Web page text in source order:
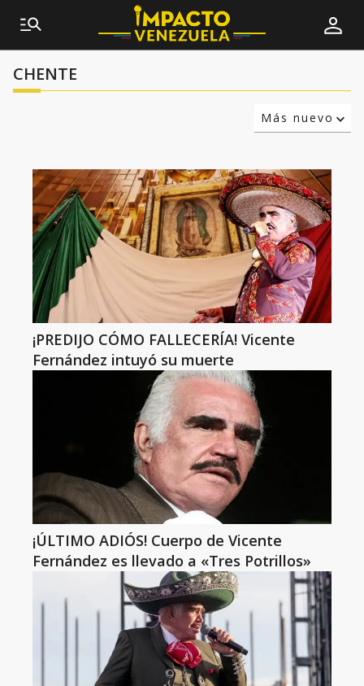
CHENTE
Más nuevo
¡PREDIJO CÓMO FALLECERÍA! Vicente
Fernández intuyó su muerte
¡ÚLTIMO ADIÓS! Cuerpo de Vicente
Fernández es llevado a «Tres Potrillos»